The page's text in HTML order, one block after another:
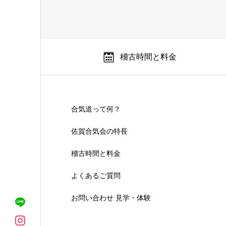
稽古時間と料金
合気道って何？
佐賀合気会の特長
稽古時間と料金
よくあるご質問
お問い合わせ 見学・体験